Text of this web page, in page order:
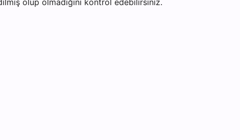
olup olmadığını kontrol edebilirsiniz.